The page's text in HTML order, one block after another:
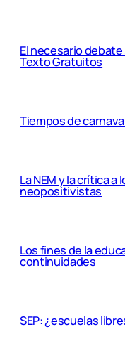
El necesario
Texto Gratuitos
Tiempos de
La NEM y la crítica a
neopositivistas
Los fines de la
continuidades
SEP: ¿escuelas